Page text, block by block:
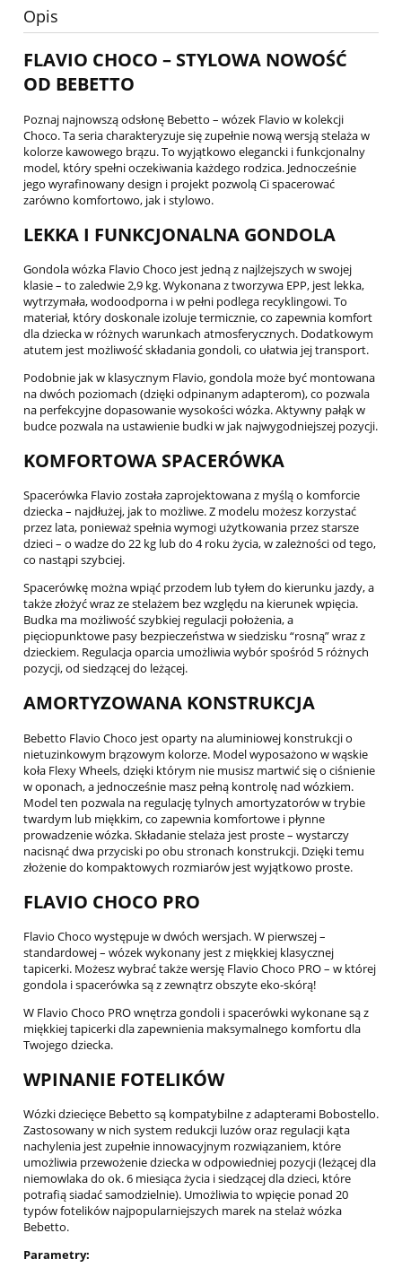
Opis
FLAVIO CHOCO – STYLOWA NOWOŚĆ
OD BEBETTO
Poznaj najnowszą odsłonę Bebetto – wózek Flavio w kolekcji
Choco. Ta seria charakteryzuje się zupełnie nową wersją stelaża w
kolorze kawowego brązu. To wyjątkowo elegancki i funkcjonalny
model, który spełni oczekiwania każdego rodzica. Jednocześnie
jego wyrafinowany design i projekt pozwolą Ci spacerować
zarówno komfortowo, jak i stylowo.
LEKKA I FUNKCJONALNA GONDOLA
Gondola wózka Flavio Choco jest jedną z najlżejszych w swojej
klasie – to zaledwie 2,9 kg. Wykonana z tworzywa EPP, jest lekka,
wytrzymała, wodoodporna i w pełni podlega recyklingowi. To
materiał, który doskonale izoluje termicznie, co zapewnia komfort
dla dziecka w różnych warunkach atmosferycznych. Dodatkowym
atutem jest możliwość składania gondoli, co ułatwia jej transport.
Podobnie jak w klasycznym Flavio, gondola może być montowana
na dwóch poziomach (dzięki odpinanym adapterom), co pozwala
na perfekcyjne dopasowanie wysokości wózka. Aktywny pałąk w
budce pozwala na ustawienie budki w jak najwygodniejszej pozycji.
KOMFORTOWA SPACERÓWKA
Spacerówka Flavio została zaprojektowana z myślą o komforcie
dziecka – najdłużej, jak to możliwe. Z modelu możesz korzystać
przez lata, ponieważ spełnia wymogi użytkowania przez starsze
dzieci – o wadze do 22 kg lub do 4 roku życia, w zależności od tego,
co nastąpi szybciej.
Spacerówkę można wpiąć przodem lub tyłem do kierunku jazdy, a
także złożyć wraz ze stelażem bez względu na kierunek wpięcia.
Budka ma możliwość szybkiej regulacji położenia, a
pięciopunktowe pasy bezpieczeństwa w siedzisku “rosną” wraz z
dzieckiem. Regulacja oparcia umożliwia wybór spośród 5 różnych
pozycji, od siedzącej do leżącej.
AMORTYZOWANA KONSTRUKCJA
Bebetto Flavio Choco jest oparty na aluminiowej konstrukcji o
nietuzinkowym brązowym kolorze. Model wyposażono w wąskie
koła Flexy Wheels, dzięki którym nie musisz martwić się o ciśnienie
w oponach, a jednocześnie masz pełną kontrolę nad wózkiem.
Model ten pozwala na regulację tylnych amortyzatorów w trybie
twardym lub miękkim, co zapewnia komfortowe i płynne
prowadzenie wózka. Składanie stelaża jest proste – wystarczy
nacisnąć dwa przyciski po obu stronach konstrukcji. Dzięki temu
złożenie do kompaktowych rozmiarów jest wyjątkowo proste.
FLAVIO CHOCO PRO
Flavio Choco występuje w dwóch wersjach. W pierwszej –
standardowej – wózek wykonany jest z miękkiej klasycznej
tapicerki. Możesz wybrać także wersję Flavio Choco PRO – w której
gondola i spacerówka są z zewnątrz obszyte eko-skórą!
W Flavio Choco PRO wnętrza gondoli i spacerówki wykonane są z
miękkiej tapicerki dla zapewnienia maksymalnego komfortu dla
Twojego dziecka.
WPINANIE FOTELIKÓW
Wózki dziecięce Bebetto są kompatybilne z adapterami Bobostello.
Zastosowany w nich system redukcji luzów oraz regulacji kąta
nachylenia jest zupełnie innowacyjnym rozwiązaniem, które
umożliwia przewożenie dziecka w odpowiedniej pozycji (leżącej dla
niemowlaka do ok. 6 miesiąca życia i siedzącej dla dzieci, które
potrafią siadać samodzielnie). Umożliwia to wpięcie ponad 20
typów fotelików najpopularniejszych marek na stelaż wózka
Bebetto.
Parametry: